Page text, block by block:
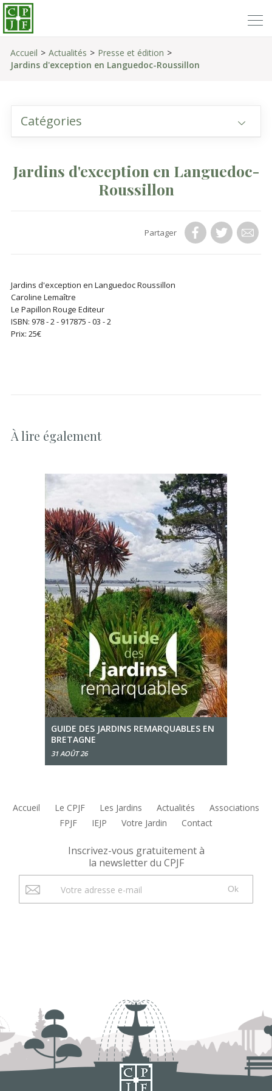
Accueil Actualités
Presse et édition
Jardins d'exception en Languedoc-Roussillon
Catégories
Jardins d'exception en Languedoc-
Roussillon
Partager
Jardins d'exception en Languedoc Roussillon
Caroline Lemaître
Le Papillon Rouge Editeur
ISBN: 978 - 2 - 917875 - 03 - 2
Prix: 25€
À lire également
GUIDE DES JARDINS REMARQUABLES EN
BRETAGNE
31 AOÛT 26
Accueil Le CPJF Les Jardins Actualités
Associations
FPJF
IEJP Votre Jardin Contact
Inscrivez-vous gratuitement à
la newsletter du CPJF
Ok